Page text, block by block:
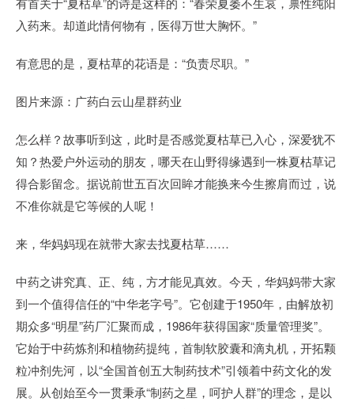
入药来。却道此情何物有，医得万世大胸怀。”
有意思的是，夏枯草的花语是：“负责尽职。”
图片来源：广药白云山星群药业
怎么样？故事听到这，此时是否感觉夏枯草已入心，深爱犹不
知？热爱户外运动的朋友，哪天在山野得缘遇到一株夏枯草记
得合影留念。据说前世五百次回眸才能换来今生擦肩而过，说
不准你就是它等候的人呢！
来，华妈妈现在就带大家去找夏枯草……
中药之讲究真、正、纯，方才能见真效。今天，华妈妈带大家
到一个值得信任的“中华老字号”。它创建于1950年，由解放初
期众多“明星”药厂汇聚而成，1986年获得国家“质量管理奖”。
它始于中药炼剂和植物药提纯，首制软胶囊和滴丸机，开拓颗
粒冲剂先河，以“全国首创五大制药技术”引领着中药文化的发
展。从创始至今一贯秉承“制药之星，呵护人群”的理念，是以